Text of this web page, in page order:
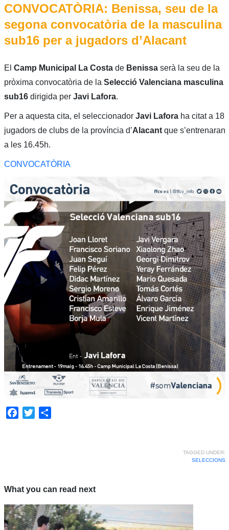
CONVOCATÒRIA: Benissa, seu de la
segona convocatòria de la masculina
sub16 per a jugadors d’Alacant
El Camp Municipal La Costade Benissa serà la seu de la
pròxima convocatòria de la Selecció Valenciana masculina
sub16dirigida per Javi Lafora.
Per a aquesta cita, el seleccionador Javi Laforaha citat a 18
jugadors de clubs de la província d’Alacant que s’entrenaran
a les 16.45h.
CONVOCATÒRIA
Facebook
Twitter
TAGGED UNDER:
SELECCIONS
What you can read next